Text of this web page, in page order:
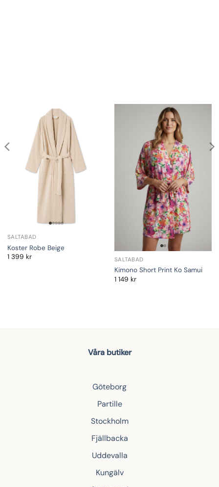
SALTABAD
Koster Robe Beige
1 399 kr SALTABAD
Kimono Short Print Ko Samui
1 149 kr
Våra butiker
Göteborg
Partille
Stockholm
Fjällbacka
Uddevalla
Kungälv